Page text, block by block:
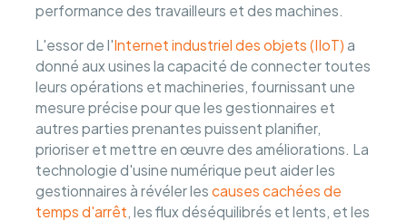
performance des travailleurs et des machines.
L'essor de l'Internet industriel des objets (IIoT) a
donné aux usines la capacité de connecter toutes
leurs opérations et machineries, fournissant une
mesure précise pour que les gestionnaires et
autres parties prenantes puissent planifier,
prioriser et mettre en œuvre des améliorations. La
technologie d'usine numérique peut aider les
gestionnaires à révéler lescauses cachées de
temps d'arrêt, les flux déséquilibrés et lents, et les